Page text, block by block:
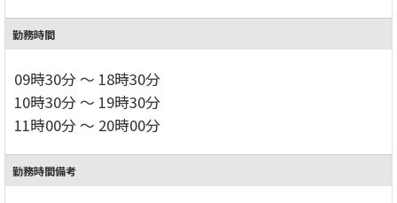
勤務時間
09時30分 ～ 18時30分
10時30分 ～ 19時30分
11時00分 ～ 20時00分
勤務時間備考